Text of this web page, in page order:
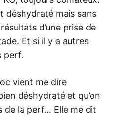
déshydraté mais sans
d’une prise de
Et si il y a autres
perf.
vient me dire
déshydraté et qu’on
de la perf… Elle me dit